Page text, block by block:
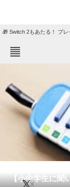
🎁 Switch 2もあたる！ プレ
エンタメ
グルメ
会員記事
【小中学生に聞
X